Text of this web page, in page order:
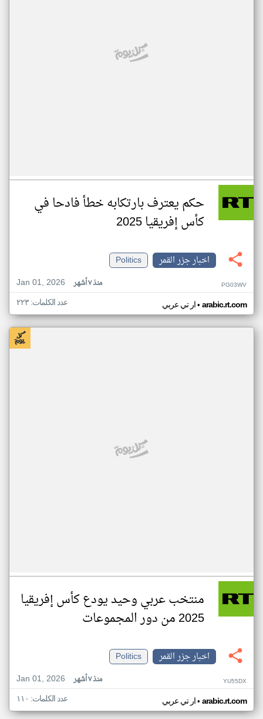
حكم يعترف بارتكابه خطأ فادحا في
كأس إفريقيا 2025
اخبار جزر القمر
Politics
Jan 01, 2026
منذ ٧ أشهر PG03WV
ار تي عربي• arabic.rt.com عدد الكلمات: ٢٢٣
منتخب عربي وحيد يودع كأس إفريقيا
2025 من دور المجموعات
اخبار جزر القمر
Politics
Jan 01, 2026
منذ ٧ أشهر YU55DX
ار تي عربي• arabic.rt.com عدد الكلمات: ١١٠